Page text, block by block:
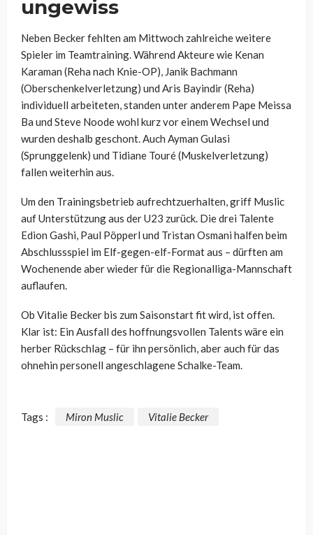
ungewiss
Neben Becker fehlten am Mittwoch zahlreiche weitere
Spieler im Teamtraining. Während Akteure wie Kenan
Karaman (Reha nach Knie-OP), Janik Bachmann
(Oberschenkelverletzung) und Aris Bayindir (Reha)
individuell arbeiteten, standen unter anderem Pape Meissa
Ba und Steve Noode wohl kurz vor einem Wechsel und
wurden deshalb geschont. Auch Ayman Gulasi
(Sprunggelenk) und Tidiane Touré (Muskelverletzung)
fallen weiterhin aus.
Um den Trainingsbetrieb aufrechtzuerhalten, griff Muslic
auf Unterstützung aus der U23 zurück. Die drei Talente
Edion Gashi, Paul Pöpperl und Tristan Osmani halfen beim
Abschlussspiel im Elf-gegen-elf-Format aus – dürften am
Wochenende aber wieder für die Regionalliga-Mannschaft
auflaufen.
Ob Vitalie Becker bis zum Saisonstart fit wird, ist offen.
Klar ist: Ein Ausfall des hoffnungsvollen Talents wäre ein
herber Rückschlag – für ihn persönlich, aber auch für das
ohnehin personell angeschlagene Schalke-Team.
Tags : Miron Muslic Vitalie Becker